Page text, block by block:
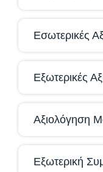
Εσωτερικές
Εξωτερικές
Αξιολόγηση
Εξωτερική